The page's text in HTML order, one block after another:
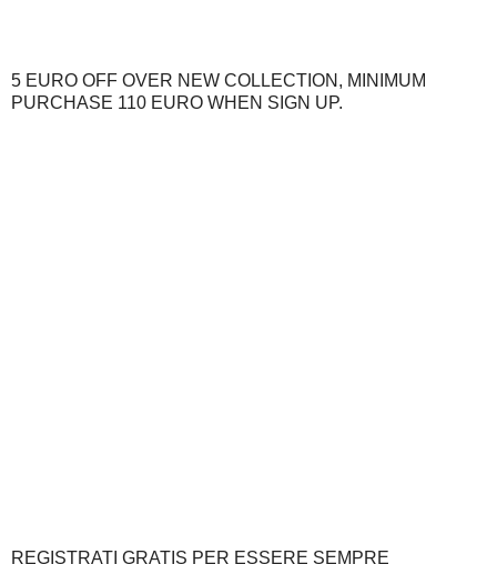
5 EURO OFF OVER NEW COLLECTION, MINIMUM
PURCHASE 110 EURO WHEN SIGN UP.
REGISTRATI GRATIS PER ESSERE SEMPRE